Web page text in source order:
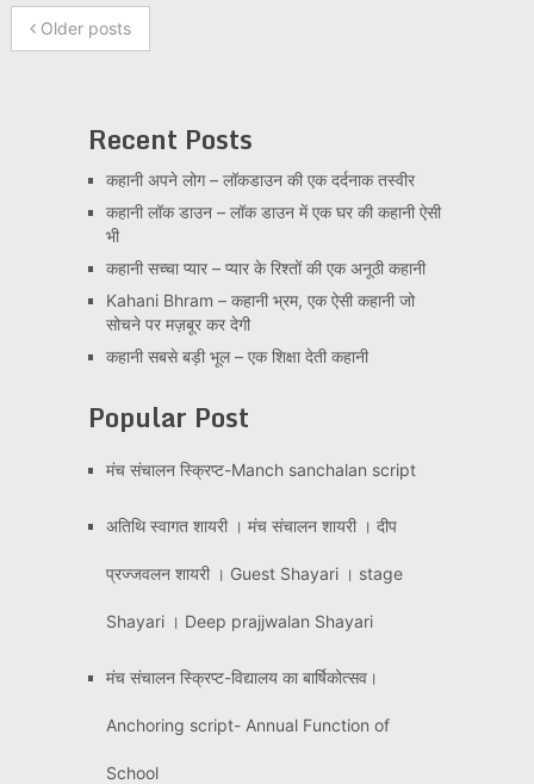
Older posts
Recent Posts
कहानी अपने लोग – लॉकडाउन की एक दर्दनाक तस्वीर
कहानी लॉक डाउन – लॉक डाउन में एक घर की कहानी ऐसी
भी
कहानी सच्चा प्यार – प्यार के रिश्तों की एक अनूठी कहानी
Kahani Bhram – कहानी भ्रम, एक ऐसी कहानी जो
सोचने पर मज़बूर कर देगी
कहानी सबसे बड़ी भूल – एक शिक्षा देती कहानी
Popular Post
मंच संचालन स्क्रिप्ट-Manch sanchalan script
अतिथि स्वागत शायरी । मंच संचालन शायरी । दीप
प्रज्जवलन शायरी । Guest Shayari । stage
Shayari । Deep prajjwalan Shayari
मंच संचालन स्क्रिप्ट-विद्यालय का बार्षिकोत्सव।
Anchoring script- Annual Function of
School